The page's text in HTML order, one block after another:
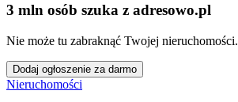
3 mln osób szuka z adresowo.pl
Nie może tu zabraknąć Twojej nieruchomości.
Dodaj ogłoszenie za darmo
Nieruchomości